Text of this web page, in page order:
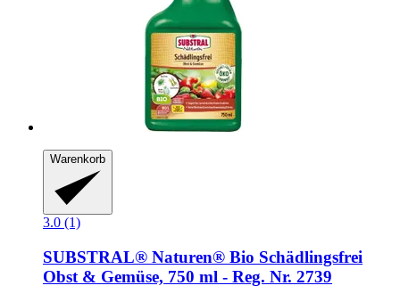
Warenkorb
3.0 (1)
SUBSTRAL® Naturen® Bio Schädlingsfrei
Obst & Gemüse, 750 ml -​ Reg. Nr. 2739